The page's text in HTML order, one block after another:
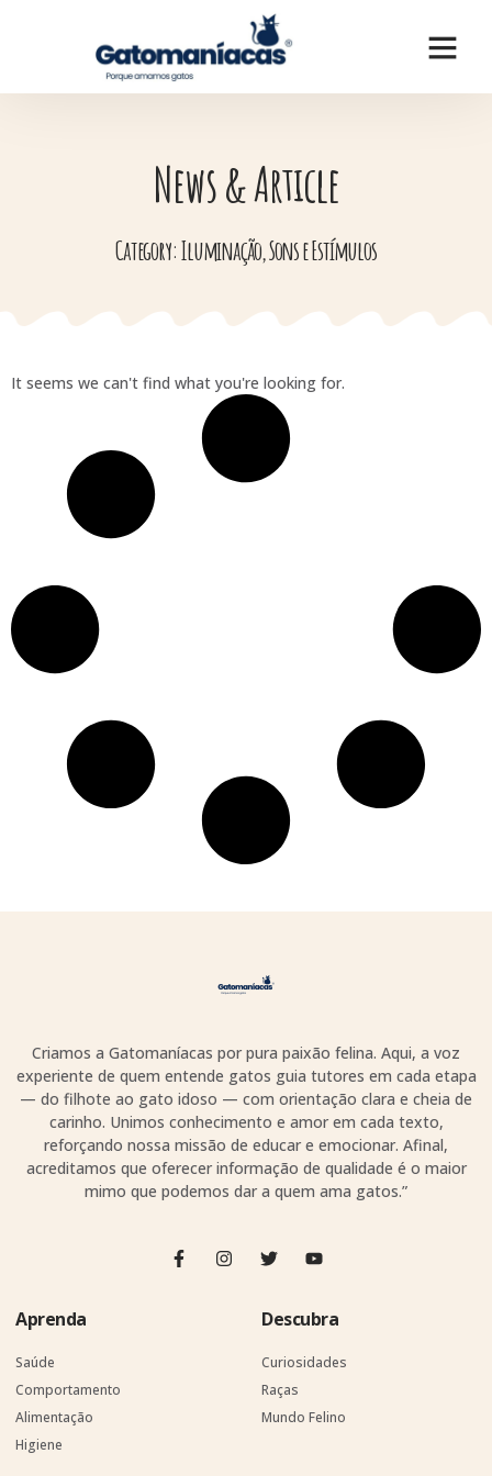
News & Article
Category: Iluminação, Sons e Estímulos
It seems we can't find what you're looking for.
Criamos a Gatomaníacas por pura paixão felina. Aqui, a voz
experiente de quem entende gatos guia tutores em cada etapa
— do filhote ao gato idoso — com orientação clara e cheia de
carinho. Unimos conhecimento e amor em cada texto,
reforçando nossa missão de educar e emocionar. Afinal,
acreditamos que oferecer informação de qualidade é o maior
mimo que podemos dar a quem ama gatos.”
Aprenda
Saúde
Comportamento
Alimentação
Higiene
Descubra
Curiosidades
Raças
Mundo Felino